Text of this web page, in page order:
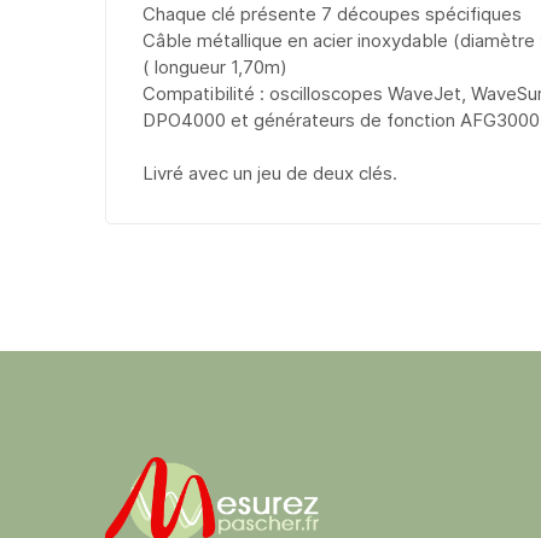
Chaque clé présente 7 découpes spécifiques
Câble métallique en acier inoxydable
( longueur 1,70m)
Compatibilité : oscilloscopes WaveJet,
DPO4000 et générateurs de fonction
Livré avec un jeu de deux clés.